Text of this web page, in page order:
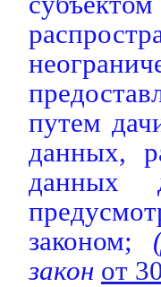
путем
данных,
данных
законом;
закон от